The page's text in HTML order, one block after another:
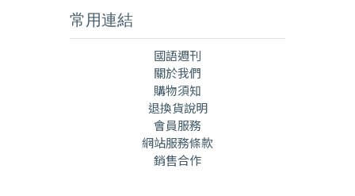
常用連結
國語週刊
關於我們
購物須知
退換貨說明
會員服務
網站服務條款
銷售合作